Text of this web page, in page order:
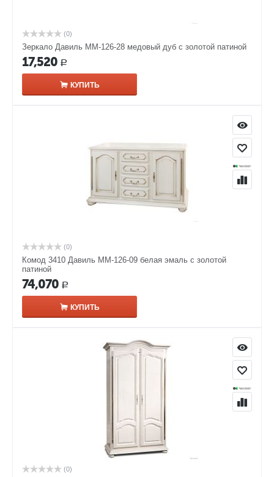
(0)
Зеркало Давиль ММ-126-28 медовый дуб с золотой патиной
17,520 Р
КУПИТЬ
(0)
Комод 3410 Давиль ММ-126-09 белая эмаль с золотой
патиной
74,070 Р
КУПИТЬ
(0)